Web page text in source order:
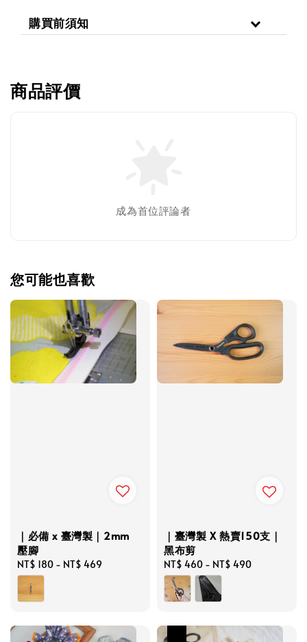
購買前須知
商品評價
成為首位評論者
您可能也喜歡
｜必備 x 臺灣製｜2mm
壓腳
Regular
price
NT$ 180 - NT$ 469
｜臺灣製 X 熱賣150支｜
黑布剪
Regular
price
NT$ 460 - NT$ 490